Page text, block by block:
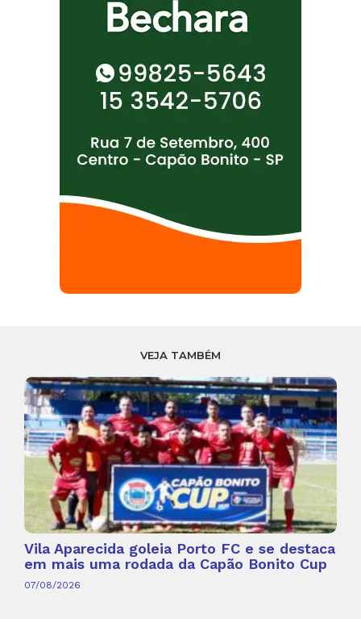
VEJA TAMBÉM
Vila Aparecida goleia Porto FC e se destaca
em mais uma rodada da Capão Bonito Cup
07/08/2026